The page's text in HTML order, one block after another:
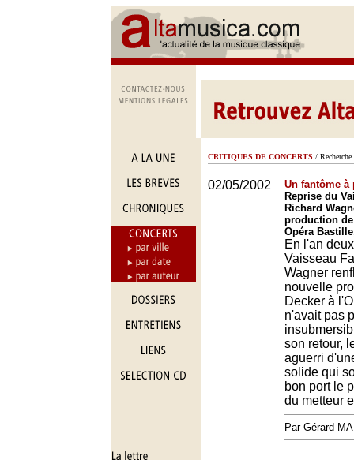
CRITIQUES DE CONCERTS / Recherche
02/05/2002
Un fantôme
Reprise du
Richard
production
Opéra
En l'an
Vaisseau
Wagner
nouvelle
Decker à
n'avait pas
son retour,
aguerri
solide qui
bon port le
du metteur
Par Gérard